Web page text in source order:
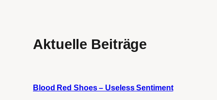
Aktuelle Beiträge
Blood Red Shoes – Useless Sentiment